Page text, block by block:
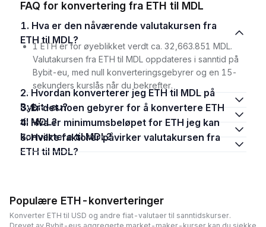
FAQ for konvertering fra ETH til MDL
1. Hva er den nåværende valutakursen fra
ETH til MDL?
1 ETH er for øyeblikket verdt ca. 32,663.851 MDL.
Valutakursen fra ETH til MDL oppdateres i sanntid på
Bybit-eu, med null konverteringsgebyrer og en 15-
sekunders kurslås når du bekrefter.
2. Hvordan konverterer jeg ETH til MDL på
Bybit-eu?
3. Er det noen gebyrer for å konvertere ETH
til MDL?
4. Hva er minimumsbeløpet for ETH jeg kan
konvertere til MDL?
5. Hvilke faktorer påvirker valutakursen fra
ETH til MDL?
Populære ETH-konverteringer
Konverter ETH til USD og andre fiat-valutaer til sanntidskurser.
Drevet av Bybit-eus aggregerte market-maker-kurser kan du sjekke